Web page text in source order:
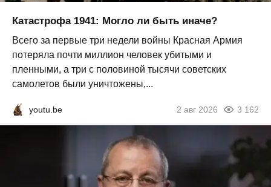
Катастрофа 1941: Могло ли быть иначе?
Всего за первые три недели войны Красная Армия
потеряла почти миллион человек убитыми и
пленными, а три с половиной тысячи советских
самолетов были уничтожены,...
youtu.be 2 авг 2026 3 162